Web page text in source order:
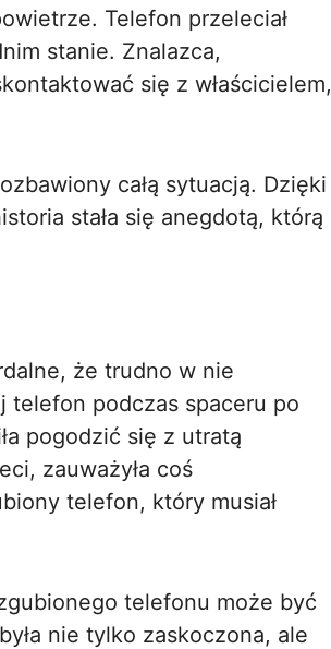
Telefon przeleciał
stanie. Znalazca,
się z właścicielem,
całą sytuacją. Dzięki
stała się anegdotą, którą
że trudno w nie
telefon podczas spaceru po
pogodzić się z utratą
zauważyła coś
telefon, który musiał
telefonu może być
nie tylko zaskoczona, ale